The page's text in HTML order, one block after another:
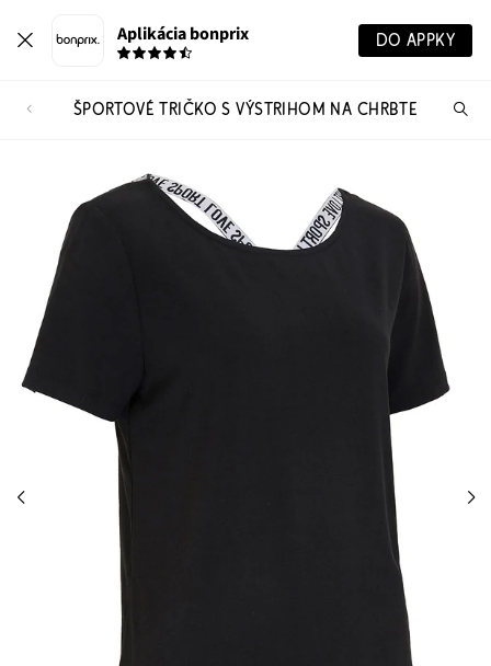
Aplikácia bonprix DO APPKY
ŠPORTOVÉ TRIČKO S VÝSTRIHOM NA CHRBTE